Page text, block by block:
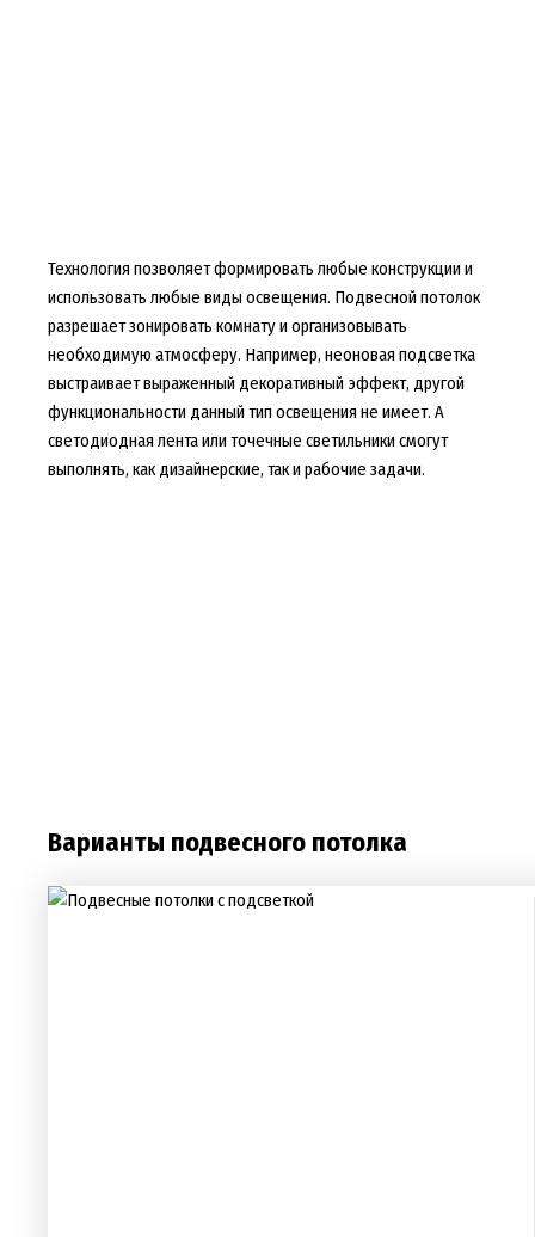
Технология позволяет формировать любые конструкции и
использовать любые виды освещения. Подвесной потолок
разрешает зонировать комнату и организовывать
необходимую атмосферу. Например, неоновая подсветка
выстраивает выраженный декоративный эффект, другой
функциональности данный тип освещения не имеет. А
светодиодная лента или точечные светильники смогут
выполнять, как дизайнерские, так и рабочие задачи.
Варианты подвесного потолка